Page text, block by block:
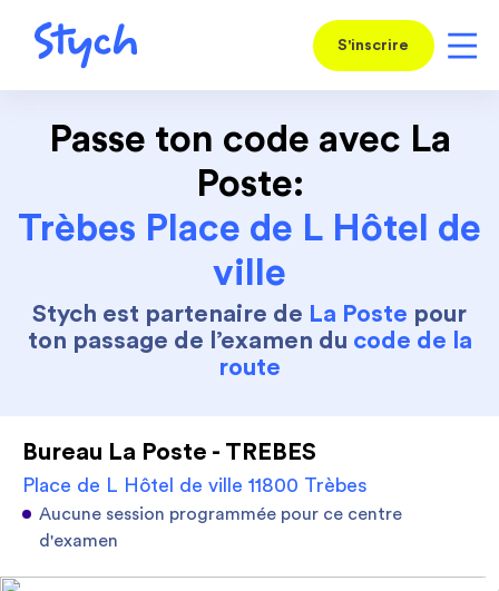
S'inscrire
Passe ton code avec La
Poste:
Trèbes Place de L Hôtel de
ville
Stych est partenaire de La Poste pour
ton passage de l’examen du code de la
route
Bureau La Poste - TREBES
Place de L Hôtel de ville 11800 Trèbes
Aucune session programmée pour ce centre
d'examen